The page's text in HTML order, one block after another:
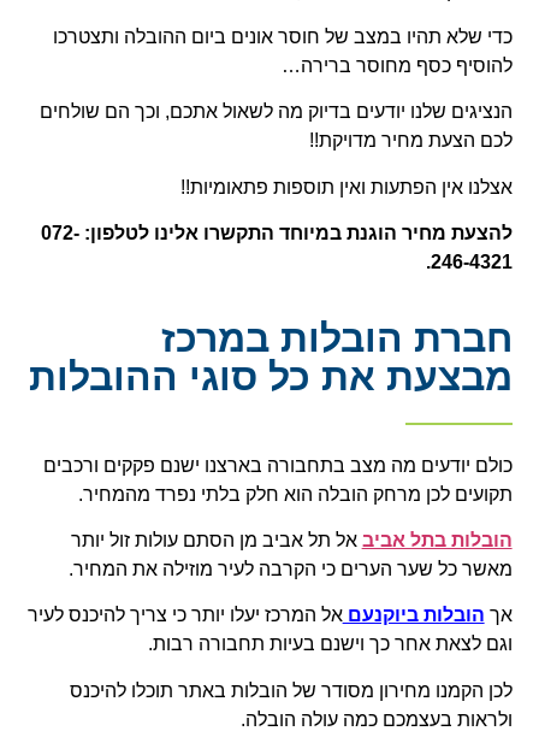
כדי שלא תהיו במצב של חוסר אונים ביום ההובלה ותצטרכו
להוסיף כסף מחוסר ברירה…
הנציגים שלנו יודעים בדיוק מה לשאול אתכם, וכך הם שולחים
לכם הצעת מחיר מדויקת!!
אצלנו אין הפתעות ואין תוספות פתאומיות!!
להצעת מחיר הוגנת במיוחד התקשרו אלינו לטלפון: 072-
246-4321.
חברת הובלות במרכז
מבצעת את כל סוגי ההובלות
כולם יודעים מה מצב בתחבורה בארצנו ישנם פקקים ורכבים
תקועים לכן מרחק הובלה הוא חלק בלתי נפרד מהמחיר.
הובלות בתל אביב אל תל אביב מן הסתם עולות זול יותר
מאשר כל שער הערים כי הקרבה לעיר מוזילה את המחיר.
אך הובלות ביוקנעםאל המרכז יעלו יותר כי צריך להיכנס לעיר
וגם לצאת אחר כך וישנם בעיות תחבורה רבות.
לכן הקמנו מחירון מסודר של הובלות באתר תוכלו להיכנס
ולראות בעצמכם כמה עולה הובלה.